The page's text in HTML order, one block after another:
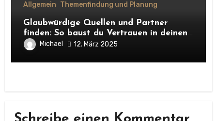
Allgemein Themenfindung und Planung
Glaubwürdige Quellen und Partner
finden: So baust du Vertrauen in deinen
Podcast auf
Michael 12. März 2025